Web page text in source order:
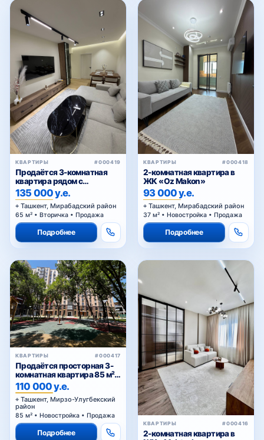
#000419
Продаётся 3-комнатная
квартира рядом с
Госпитальным рынком
135 000 у.е.
Ташкент, Мирабадский район
65 м² • Вторичка • Продажа
Подробнее
2-комнатная квартира в
ЖК «Oz Makon»
93 000 у.е.
Ташкент, Мирабадский район
37 м² • Новостройка • Продажа
Подробнее
Продаётся просторная 3-
комнатная квартира 85 м² в
ЖК Golden House — Мирзо-
Улугбекский район
110 000 у.е.
Ташкент, Мирзо-Улугбекский
район
85 м² • Новостройка • Продажа
Подробнее
2-комнатная квартира в